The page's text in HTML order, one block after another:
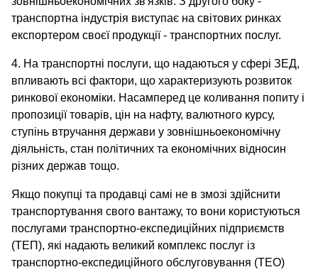
транспортна індустрія виступає на світових ринках
експортером своєї продукції - транспортних послуг.
4. На транспортні послуги, що надаються у сфері ЗЕД,
впливають всі фактори, що характеризують розвиток
ринкової економіки. Насамперед це коливання попиту і
пропозиції товарів, цін на нафту, валютного курсу,
ступінь втручання держави у зовнішньоекономічну
діяльність, стан політичних та економічних відносин
різних держав тощо.
Якщо покупці та продавці самі не в змозі здійснити
транспортування свого вантажу, то вони користуються
послугами транспортно-експедиційних підприємств
(ТЕП), які надають великий комплекс послуг із
транспортно-експедиційного обслуговування (ТЕО)